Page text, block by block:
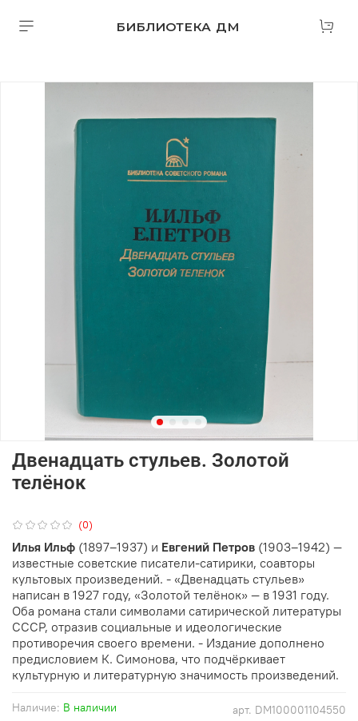
БИБЛИОТЕКА ДМ
(0)
арт. DM100001104550
Наличие: В наличии
Двенадцать стульев. Золотой
телёнок
Илья Ильф (1897–1937) и Евгений Петров (1903–1942) —
известные советские писатели-сатирики, соавторы
культовых произведений. - «Двенадцать стульев»
написан в 1927 году, «Золотой телёнок» — в 1931 году.
Оба романа стали символами сатирической литературы
СССР, отразив социальные и идеологические
противоречия своего времени. - Издание дополнено
предисловием К. Симонова, что подчёркивает
культурную и литературную значимость произведений.